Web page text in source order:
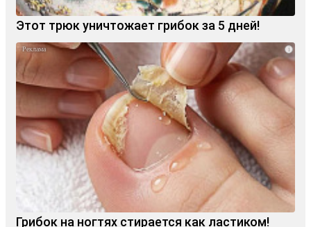
Этот трюк уничтожает грибок за 5 дней!
i
Грибок на ногтях стирается как ластиком!